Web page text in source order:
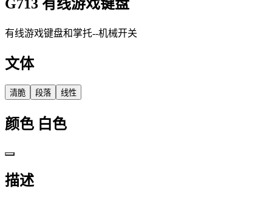
G713 有线游戏键盘
有线游戏键盘和掌托--机械开关
文体
清脆 段落 线性
颜色 白色
描述